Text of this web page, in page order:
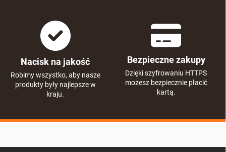
Nacisk na jakość
Robimy wszystko, aby nasze
produkty były najlepsze w
kraju.
Bezpieczne zakupy
Dzięki szyfrowaniu HTTPS
możesz bezpiecznie płacić
kartą.